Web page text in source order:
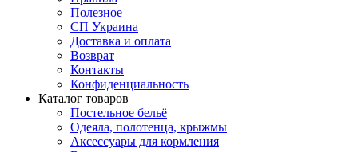
Полезное
СП Украина
Доставка и оплата
Возврат
Контакты
Конфиденциальность
Каталог товаров
Постельное бельё
Одеяла, полотенца, крыжмы
Аксессуары для кормления